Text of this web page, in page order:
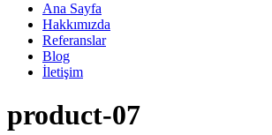
Ana Sayfa
Hakkımızda
Referanslar
Blog
İletişim
product-07